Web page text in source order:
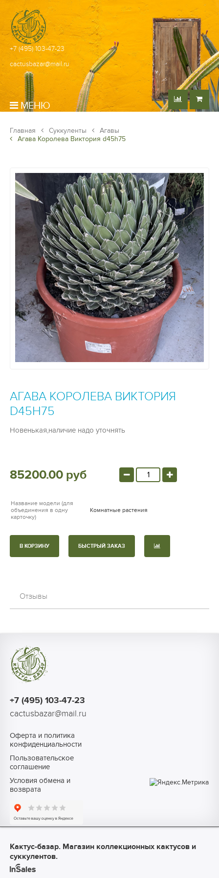
+7 (495) 103-47-23
cactusbazar@mail.ru
МЕНЮ
Главная Суккуленты
Агавы
Агава Королева Виктория d45h75
АГАВА КОРОЛЕВА ВИКТОРИЯ
D45H75
Новенькая,наличие надо уточнять
85200.00 руб
Название модели (для
объединения в одну
карточку)
Комнатные растения
В КОРЗИНУ БЫСТРЫЙ ЗАКАЗ
Отзывы
+7 (495) 103-47-23
cactusbazar@mail.ru
Оферта и политика
конфиденциальности
Пользовательское
соглашение
Условия обмена и
возврата
Кактус-базар. Магазин коллекционных кактусов и
суккулентов.